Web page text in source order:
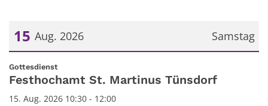
Samstag
15 Aug. 2026
Datum: 15. August 2026
Gottesdienst:
Festhochamt St. Martinus Tünsdorf
15. Aug. 2026 10:30 - 12:00